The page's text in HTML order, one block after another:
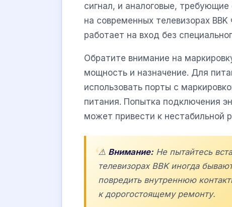
сигнал, и аналоговые,
на современных телевизорах
работает на вход без
Обратите внимание на
мощность и назначение. Для
использовать порты с
питания. Попытка подключения
может привести к нестабильной
⚠️ Внимание: Не пытайтесь
телевизорах BBK иногда
повредить внутреннюю
к дорогостоящему ремонту.